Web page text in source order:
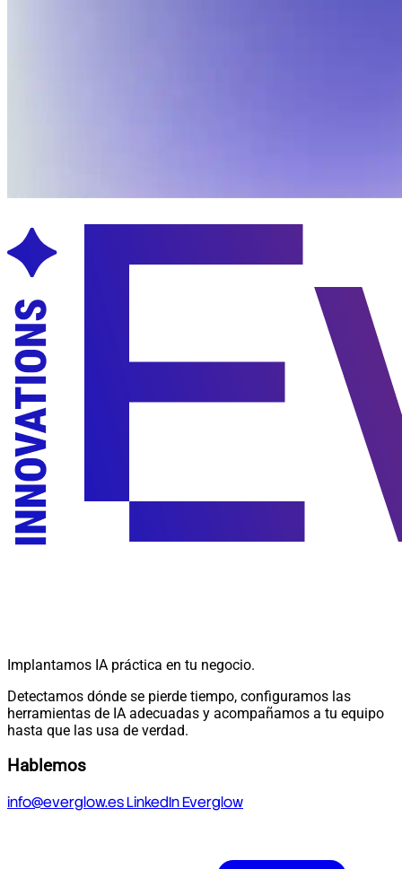
Implantamos IA práctica en tu negocio.
Detectamos dónde se pierde tiempo, configuramos las
herramientas de IA adecuadas y acompañamos a tu equipo
hasta que las usa de verdad.
Hablemos
info@everglow.esLinkedIn Everglow